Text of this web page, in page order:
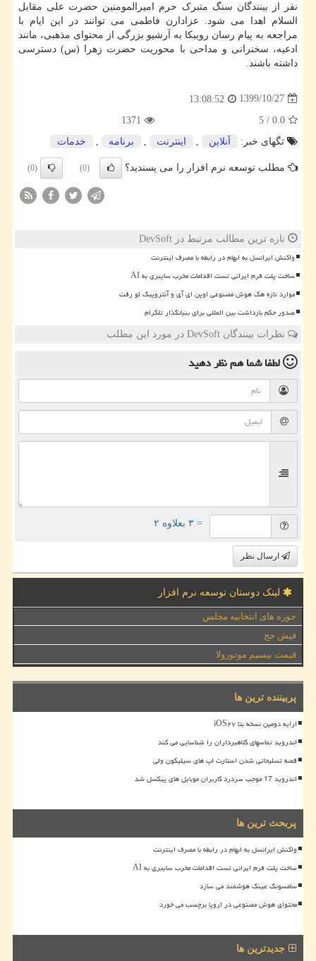
نفر از بینندگان سنگ متبرک حرم امیرالمومنین حضرت علی مقابل
السلام اهدا می شود. عزادارن فاطمی می توانند در این ایام با
مراجعه به پیام رسان روبیکا به آرشیو بزرگی از محتوای مذهبی، مانند
ادعیه، سخنرانی و مداحی با محوریت حضرت زهرا (س) دسترسی
داشته باشند.
1399/10/27
13:08:52
0.0
/
5
1371
تگهای خبر:
آنلاین اینترنت برنامه خدمات
مطلب توسعه نرم افزار را می پسندید؟ (0)
(0)
تازه ترین مطالب مرتبط در DevSoft
واکنش ایرانسل به ابهام در رابطه با مصرف اینترنت
ساخت پلت فرم ایرانی تست اقدامات مخرب سایبری به AI
موارد تازه هک هوش مصنوعی اوپن ای آی و آنتروپیک لو رفت
صدور حکم بازداشت بین المللی برای بنیانگذار تلگرام
نظرات بینندگان DevSoft در مورد این مطلب
لطفا شما همنظر دهید
= ۳ بعلاوه ۲
ارسال نظر
لینک دوستان توسعه نرم افزار
حوزه های انتخابیه مجلس
فیش حج
قیمت بیسیم موتورولا
پربیننده ترین ها
ارایه دومین نسخه بتا iOS۲۷
اندروید تماسهای کلاهبرداران را شناسایی می کند
قصه تسلیحاتی شدن استارت اپ های سیلیکون ولی
اندروید 17 موجب سردرد کاربران موبایل های پیکسل شد
پربحث ترین ها
واکنش ایرانسل به ابهام در رابطه با مصرف اینترنت
ساخت پلت فرم ایرانی تست اقدامات مخرب سایبری به AI
سامسونگ عینک هوشمند می سازد
محتوای هوش مصنوعی در اروپا برچسب می خورد
جدیدترین ها